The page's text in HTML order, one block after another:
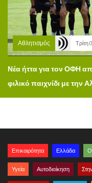
Αθλητισμός Τρίτη
Νέα ήττα για τον ΟΦΗ
φιλικό παιχνίδι με την
Επικαιρότητα Ελλάδα
Υγεία Αυτοδιοίκηση